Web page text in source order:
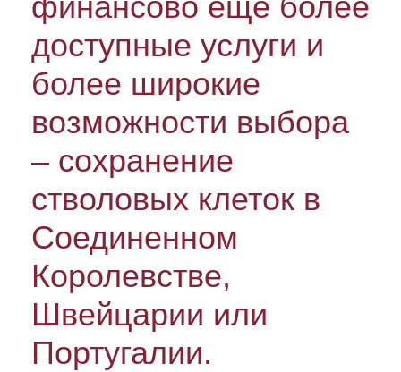
доступные услуги и
более широкие
возможности выбора
– сохранение
стволовых клеток в
Соединенном
Королевстве,
Швейцарии или
Португалии.